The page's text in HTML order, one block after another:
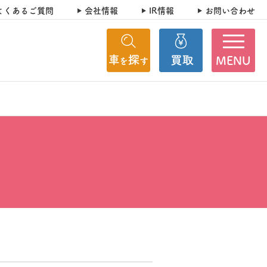
くあるご質問 会社情報 IR情報 お問い合わせ
MENU